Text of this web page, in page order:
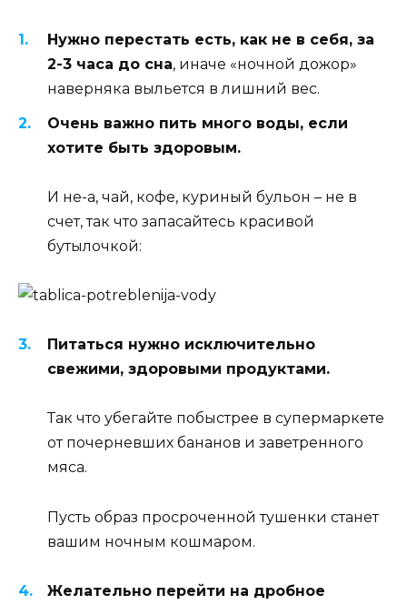
Нужно перестать есть, как не в себя, за
2-3 часа до сна, иначе «ночной дожор»
наверняка выльется в лишний вес.
Очень важно пить много воды, если
хотите быть здоровым.
И не-а, чай, кофе, куриный бульон – не в
счет, так что запасайтесь красивой
бутылочкой:
Питаться нужно исключительно
свежими, здоровыми продуктами.
Так что убегайте побыстрее в супермаркете
от почерневших бананов и заветренного
мяса.
Пусть образ просроченной тушенки станет
вашим ночным кошмаром.
Желательно перейти на дробное